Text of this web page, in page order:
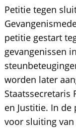
Petitie tegen
petitie gestart
gevangenissen
worden later
Staatssecretaris
en Justitie. In
voor sluiting van